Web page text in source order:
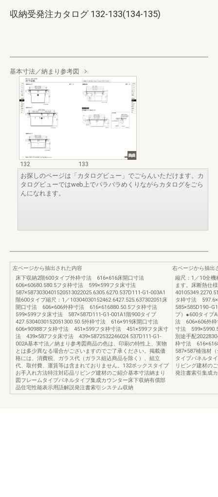
収納受発注カタログ 132-133(134-135)
基本寸法／納まり参考図
132
133
お探しのページは「カタログビュー」でごらんいただけます。カ
タログビューではweb上でパラパラめくりながらカタログをごら
んになれます。
左ページから抽出された内容
床下収納2階600タイプ外枠寸法 616×616床開口寸法
606×60680.580.5フタ枠寸法 599×599フタ床寸法
587×5873030401520513022025.6305.6270.537D111-G1-003A1
階600タイプ縮尺：1／10304030152462.6427.525.637302051床
開口寸法 606×606外枠寸法 616×616880.50.5フタ枠寸法
599×599フタ床寸法 587×587D111-G1-001A1階900タイプ
427.5304030152051300.50.5外枠寸法 616×919床開口寸法
606×90988フタ枠寸法 451×599フタ枠寸法 451×599フタ床寸
法 439×587フタ床寸法 439×5872532246024.537D111-G1-
002A基本寸法／納まり参考図商品の色は、印刷の特性上、実物
とは多少異なる場合がございますのでご了承ください。掲載価
格には、消費税、ガラス代（ガラス組込商品を除く）、組立
代、取付費、運賃等は含まれておりません。132ボックスタイプ
お手入れ方法特注対応品リビング建材のご紹介基本寸法納まり
図フレームタイプパネルタイプ集成カウンター床下収納有償部
品住宅性能表示用語解説発注書索引システム収納
右ページから抽出
縮尺：1／10全
ます。床断熱仕
タ枠寸法
プ）●600タイプ
法 606×606外
寸法
別途手配
枠寸法
587×587補強材
タイプパネルタ
リビング建材の
発注書索引集成